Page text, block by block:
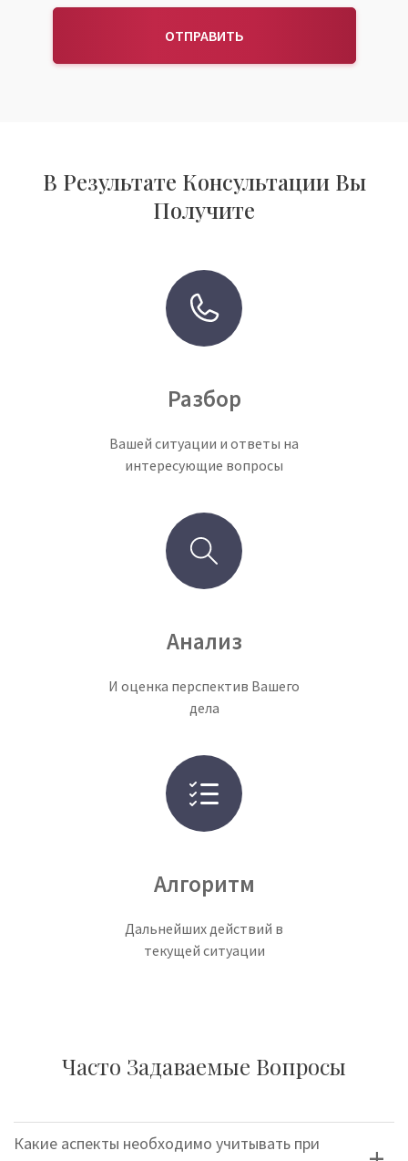
ОТПРАВИТЬ
В Результате Консультации Вы
Получите
Разбор
Вашей ситуации и ответы на
интересующие вопросы
Анализ
И оценка перспектив Вашего
дела
Алгоритм
Дальнейших действий в
текущей ситуации
Часто Задаваемые Вопросы
Какие аспекты необходимо учитывать при